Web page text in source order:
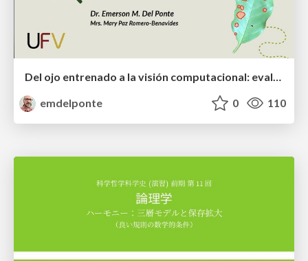
Del ojo entrenado a la visión computacional: evaluación de la severidad de enfermedades
emdelponte
0 110